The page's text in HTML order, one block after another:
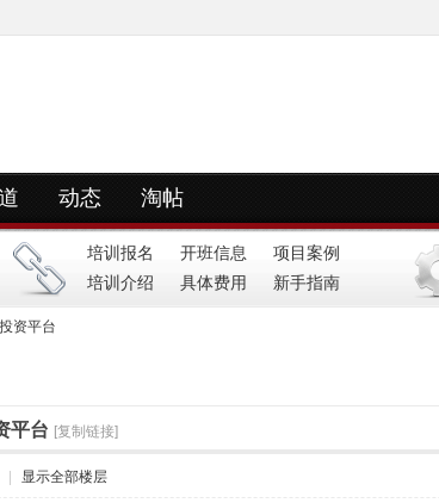
动态 淘帖
培训报名 开班信息
项目案例
培训介绍
具体费用 新手指南
资平台
平台 [复制链接]
显示全部楼层